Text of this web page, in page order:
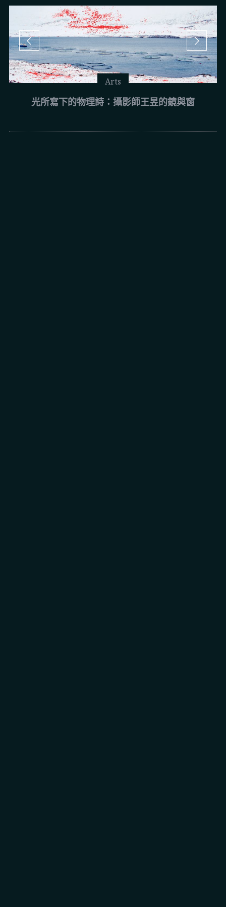
Arts
光所寫下的物理詩：攝影師王昱的鏡與窗